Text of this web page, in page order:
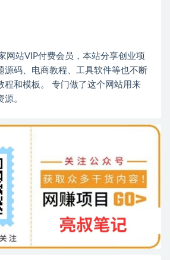
网站VIP付费会员，本站分享创业项
源码、电商教程、工具软件等也不断
程和模板。 专门做了这个网站用来
。